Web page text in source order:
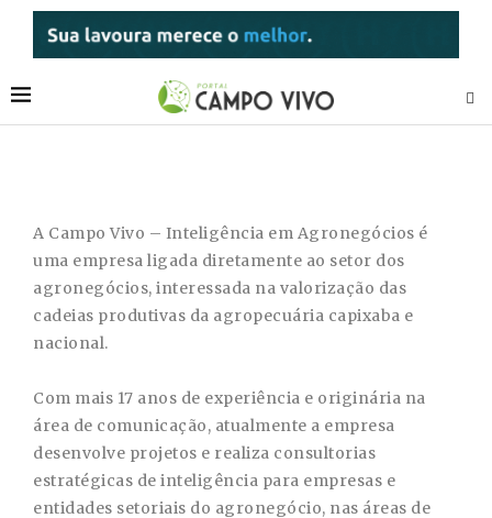
A Campo Vivo – Inteligência em Agronegócios é
uma empresa ligada diretamente ao setor dos
agronegócios, interessada na valorização das
cadeias produtivas da agropecuária capixaba e
nacional.
Com mais 17 anos de experiência e originária na
área de comunicação, atualmente a empresa
desenvolve projetos e realiza consultorias
estratégicas de inteligência para empresas e
entidades setoriais do agronegócio, nas áreas de